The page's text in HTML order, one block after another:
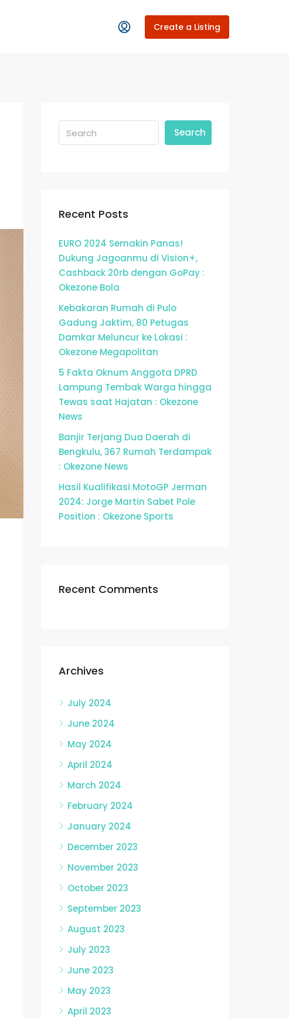
Create a Listing
Search
Recent Posts
EURO 2024 Semakin Panas!
Dukung Jagoanmu di Vision+,
Cashback 20rb dengan GoPay :
Okezone Bola
Kebakaran Rumah di Pulo
Gadung Jaktim, 80 Petugas
Damkar Meluncur ke Lokasi :
Okezone Megapolitan
5 Fakta Oknum Anggota DPRD
Lampung Tembak Warga hingga
Tewas saat Hajatan : Okezone
News
Banjir Terjang Dua Daerah di
Bengkulu, 367 Rumah Terdampak
: Okezone News
Hasil Kualifikasi MotoGP Jerman
2024: Jorge Martin Sabet Pole
Position : Okezone Sports
Recent Comments
Archives
July 2024
June 2024
May 2024
April 2024
March 2024
February 2024
January 2024
December 2023
November 2023
October 2023
September 2023
August 2023
July 2023
June 2023
May 2023
April 2023